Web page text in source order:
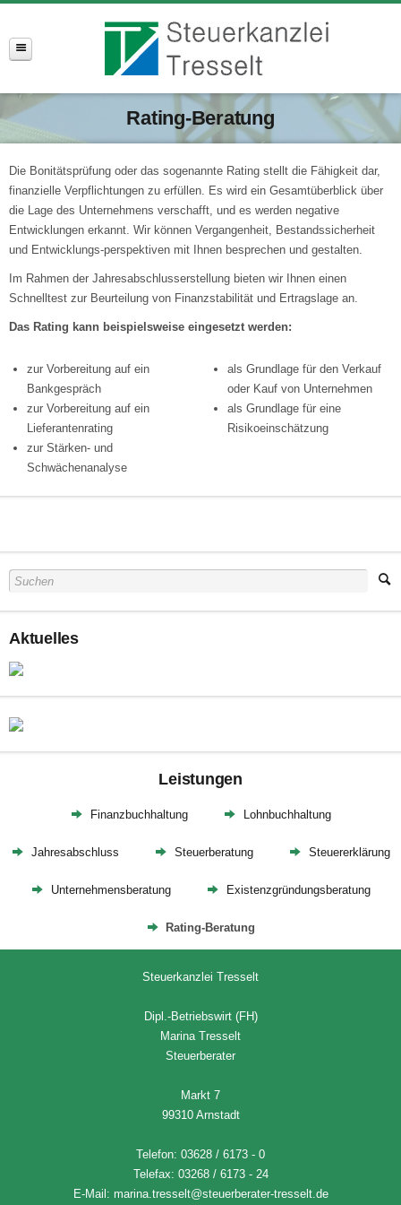
Rating-Beratung
Die Bonitätsprüfung oder das sogenannte Rating stellt die Fähigkeit dar,
finanzielle Verpflichtungen zu erfüllen. Es wird ein Gesamtüberblick über
die Lage des Unternehmens verschafft, und es werden negative
Entwicklungen erkannt. Wir können Vergangenheit, Bestandssicherheit
und Entwicklungs-perspektiven mit Ihnen besprechen und gestalten.
Im Rahmen der Jahresabschlusserstellung bieten wir Ihnen einen
Schnelltest zur Beurteilung von Finanzstabilität und Ertragslage an.
Das Rating kann beispielsweise eingesetzt werden:
zur Vorbereitung auf ein
Bankgespräch
zur Vorbereitung auf ein
Lieferantenrating
zur Stärken- und
Schwächenanalyse
als Grundlage für den Verkauf
oder Kauf von Unternehmen
als Grundlage für eine
Risikoeinschätzung
Aktuelles
Leistungen
Finanzbuchhaltung Lohnbuchhaltung
Jahresabschluss Steuerberatung Steuererklärung
Unternehmensberatung Existenzgründungsberatung
Rating-Beratung
Steuerkanzlei Tresselt
Dipl.-Betriebswirt (FH)
Marina Tresselt
Steuerberater
Markt 7
99310 Arnstadt
Telefon: 03628 / 6173 - 0
Telefax: 03268 / 6173 - 24
E-Mail: marina.tresselt@steuerberater-tresselt.de